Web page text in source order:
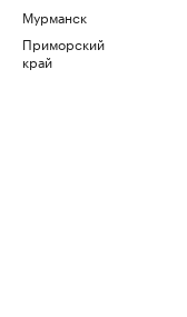
Мурманск
Приморский
край